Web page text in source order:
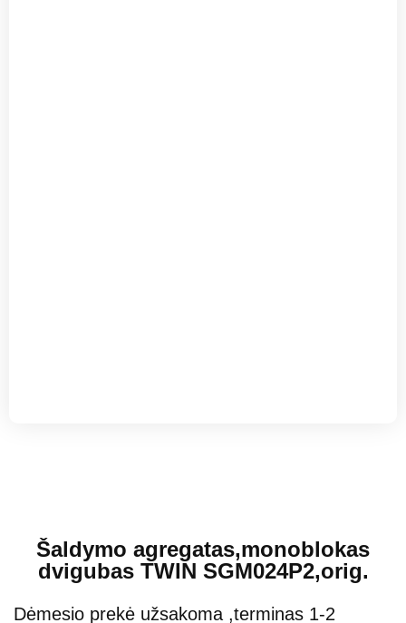
Šaldymo agregatas,monoblokas
dvigubas TWIN SGM024P2,orig.
Dėmesio prekė užsakoma ,terminas 1-2